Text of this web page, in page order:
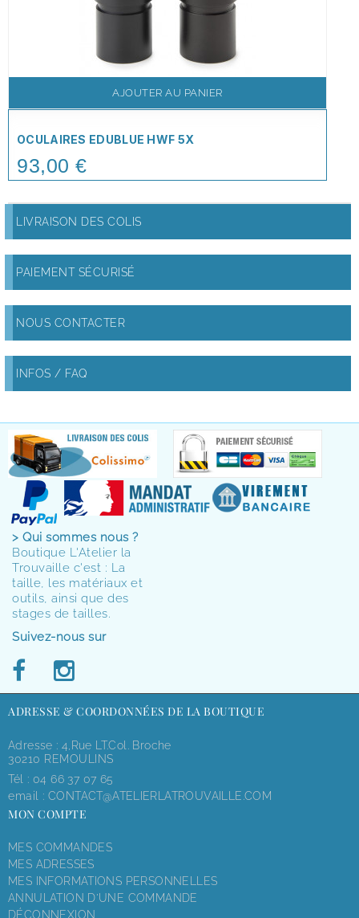
AJOUTER AU PANIER
OCULAIRES EDUBLUE HWF 5X
Price
93,00 €
LIVRAISON DES COLIS
PAIEMENT SÉCURISÉ
NOUS CONTACTER
INFOS / FAQ
> Qui sommes nous ?
Boutique L'Atelier la
Trouvaille c'est : La
taille, les matériaux et
outils, ainsi que des
stages de tailles.
Suivez-nous sur
ADRESSE & COORDONNÉES DE LA BOUTIQUE
Adresse : 4,rue LT.Col. Broche
30210 REMOULINS
Tél : 04 66 37 07 65
email : CONTACT@ATELIERLATROUVAILLE.COM
MON COMPTE
MES COMMANDES
MES ADRESSES
MES INFORMATIONS PERSONNELLES
ANNULATION D'UNE COMMANDE
DÉCONNEXION